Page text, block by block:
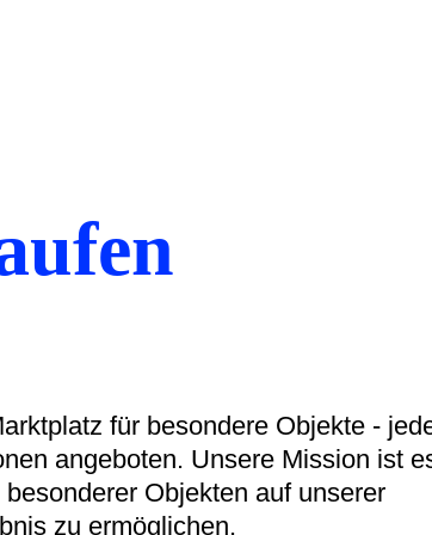
für besondere Objekte -
angeboten. Unsere Mission ist
Objekten auf unserer
zu ermöglichen.